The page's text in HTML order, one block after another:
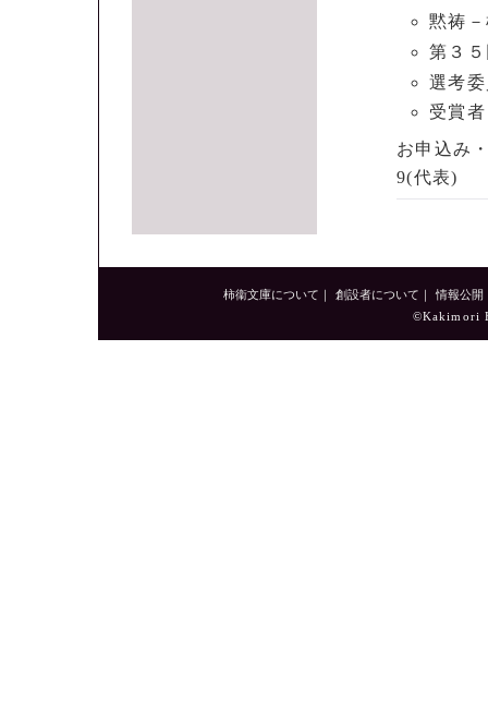
黙祷
第３
選考
受賞
お申込み
9(代表)
柿衞文庫について 創設者について 情報公開
©Kakimori